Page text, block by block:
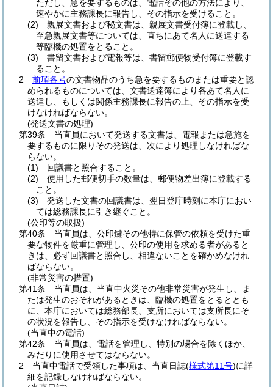
ただし、急を要するものは、電話その他の方法により、
速やかに主務課長に報告し、その指示を受けること。
(2)
親展文書および秘文書は、親展文書受付簿に登載し、
至急親展文書等については、直ちにあて名人に送達する
等臨機の処置をとること。
(3)
書留文書および電報等は、書留郵便物受付簿に登載す
ること。
2
前項各号の文書物品のうち急を要するものまたは重要と認
められるものについては、文書送達簿により各あて名人に
送達し、もしくは関係主務課長に報告の上、その指示を受
けなければならない。
(発送文書の処理)
第39条
当直員において発送する文書は、電報または急施を
要するものに限りその発送は、次により処理しなければな
らない。
(1)
回議書と照合すること。
(2)
使用した郵便切手の数量は、郵便物差出簿に登載する
こと。
(3)
発送した文書の回議書は、翌日登庁時刻に本庁におい
ては総務課長に引き継ぐこと。
(公印等の取扱)
第40条
当直員は、公印鍵その他特に保管の依頼を受けた重
要な物件を厳重に管理し、公印の使用を求める者があると
きは、必ず回議書と照合し、相違ないことを確かめなけれ
ばならない。
(非常災害の措置)
第41条
当直員は、当直中火災その他非常災害が発生し、ま
たは発生のおそれがあるときは、臨機の処置をとるととも
に、本庁においては総務部長、支所においては支所長にそ
の状況を報告し、その指示を受けなければならない。
(当直中の電話)
第42条
当直員は、電話を管理し、特別の場合を除くほか、
みだりに使用させてはならない。
2
当直中電話で受領した事項は、当直日誌(様式第11号)に詳
細を記録しなければならない。